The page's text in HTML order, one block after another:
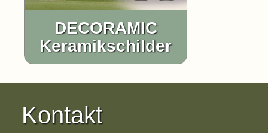
DECORAMIC
Keramikschilder
Kontakt